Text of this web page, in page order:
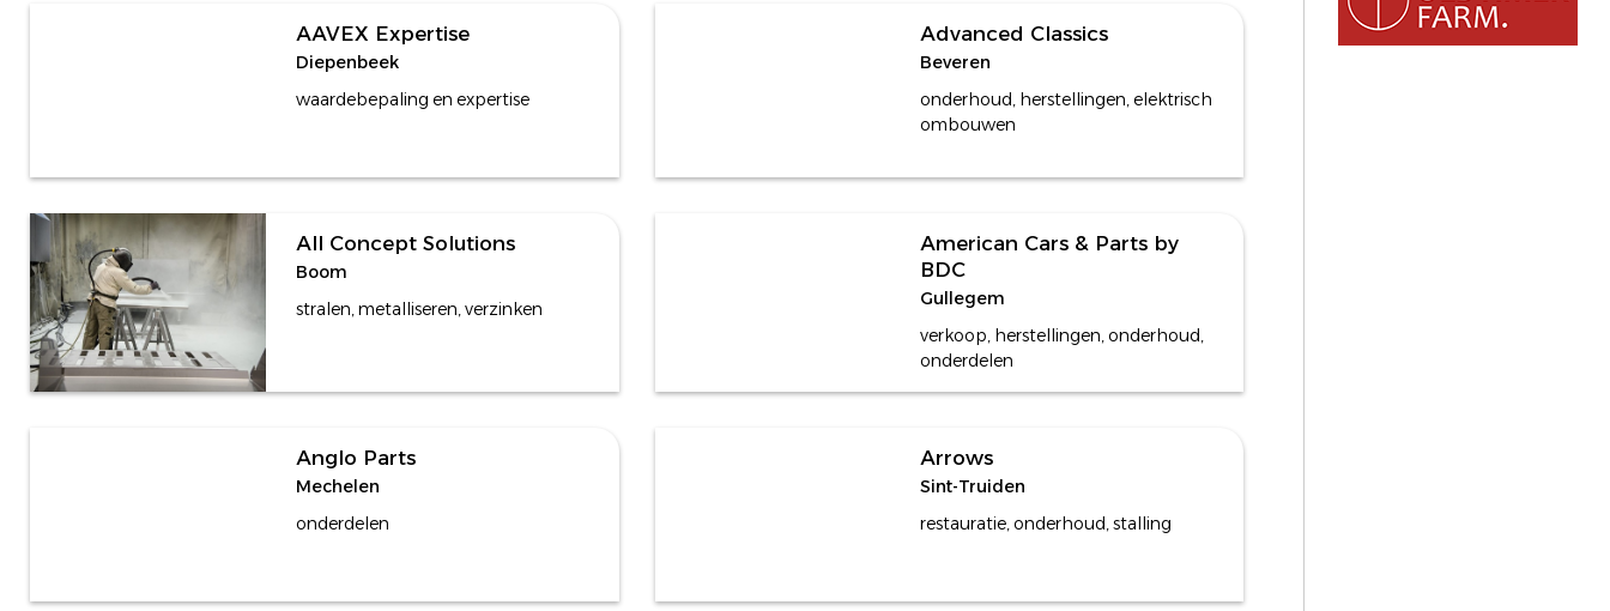
AAVEX Expertise
Diepenbeek
waardebepaling en expertise
Advanced Classics
Beveren
onderhoud, herstellingen, elektrisch
ombouwen
All Concept Solutions
Boom
stralen, metalliseren, verzinken
American Cars & Parts by
BDC
Gullegem
verkoop, herstellingen, onderhoud,
onderdelen
Anglo Parts
Mechelen
onderdelen
Arrows
Sint-Truiden
restauratie, onderhoud, stalling